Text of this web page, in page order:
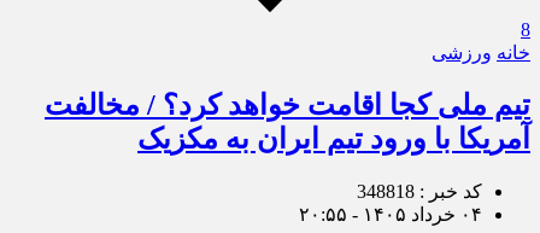
8
خانه ورزشی
تیم ملی کجا اقامت خواهد کرد؟ / مخالفت
آمریکا با ورود تیم ایران به مکزیک
کد خبر : 348818
۰۴ خرداد ۱۴۰۵ - ۲۰:۵۵